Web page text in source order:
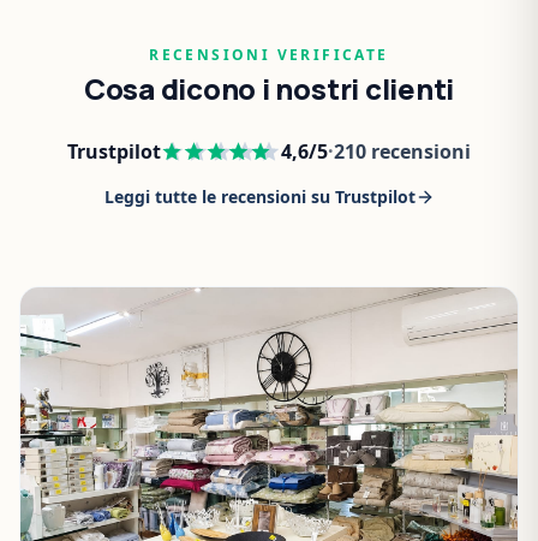
RECENSIONI VERIFICATE
Cosa dicono i nostri clienti
Trustpilot 4,6/5·210 recensioni
Leggi tutte le recensioni su Trustpilot